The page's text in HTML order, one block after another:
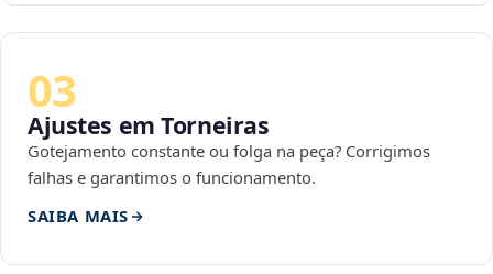
03
Ajustes em Torneiras
Gotejamento constante ou folga na peça? Corrigimos
falhas e garantimos o funcionamento.
SAIBA MAIS